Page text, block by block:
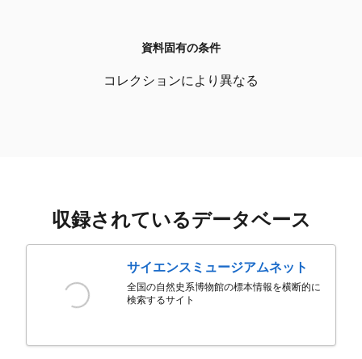
資料固有の条件
コレクションにより異なる
収録されているデータベース
サイエンスミュージアムネット
全国の自然史系博物館の標本情報を横断的に
検索するサイト